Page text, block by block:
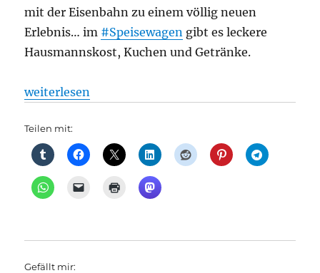
mit der Eisenbahn zu einem völlig neuen
Erlebnis… im #Speisewagen gibt es leckere
Hausmannskost, Kuchen und Getränke.
„Berlin macht Dampf: Berlin – Lübbenau, aus
weiterlesen
Teilen mit:
Gefällt mir: